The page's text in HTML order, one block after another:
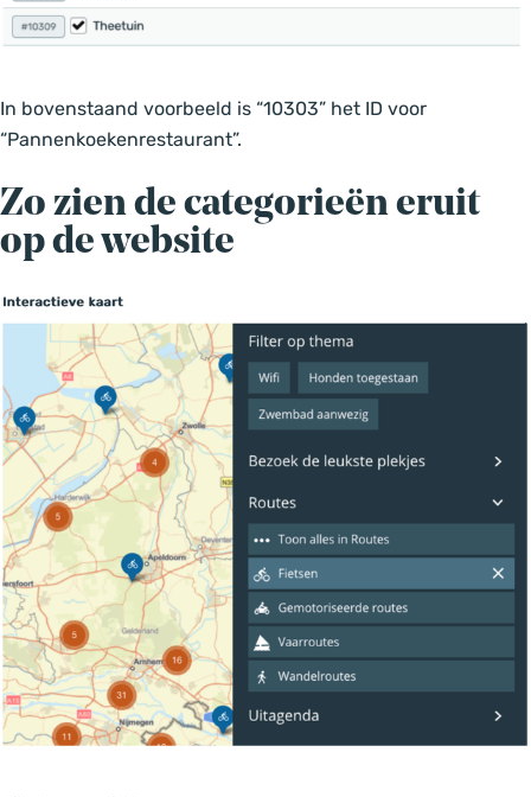
In bovenstaand voorbeeld is “10303” het ID voor
“Pannenkoekenrestaurant”.
Zo zien de categorieën eruit
op de website